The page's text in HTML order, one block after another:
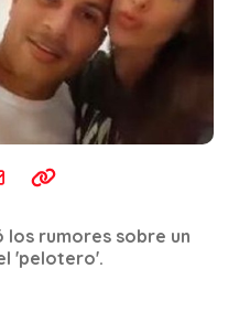
los rumores sobre un
'pelotero'.